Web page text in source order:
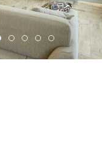
Tatiana2 Gostinnaya1
Tatiana2 Detskaya2
Tatiana2
Tatiana2
Tatiana2